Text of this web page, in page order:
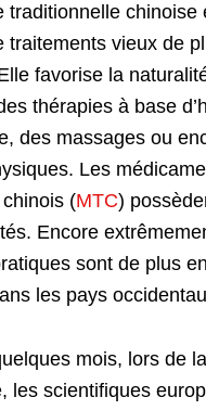
traditionnelle chinoise
traitements vieux de
favorise la
thérapies à base
des massages ou
Les
(MTC)
Encore
sont de plus
les pays
mois, lors de
les scientifiques